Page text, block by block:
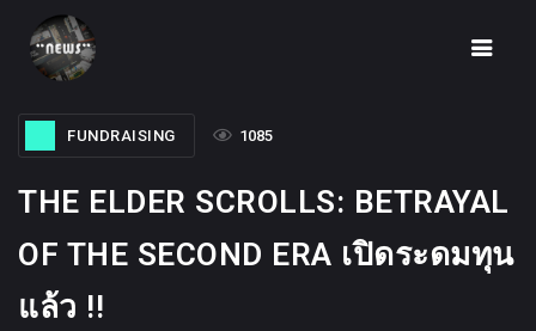
NEWS
FUNDRAISING 1085
THE ELDER SCROLLS: BETRAYAL
OF THE SECOND ERA เปิดระดมทุน
แล้ว !!